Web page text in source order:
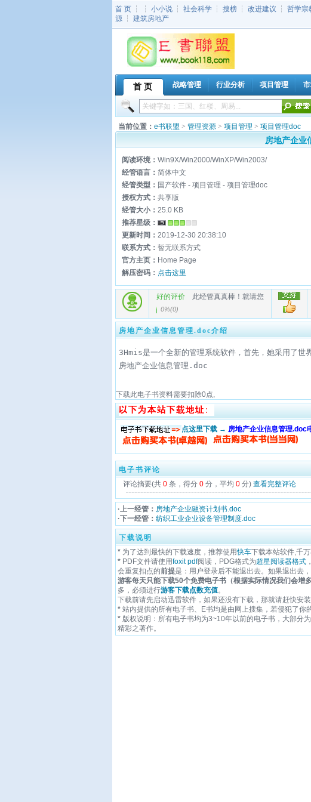
首 页 ┆ ┆ 小小说 ┆ 社会科学 ┆ 搜榜 ┆ 改进建议 ┆ 哲学宗
源 ┆ 建筑房地产
首 页 战略管理 行业分析 项目管理
当前位置： e书联盟 > 管理资源 > 项目管理 > 项目管理doc
房地产企业
阅读环境： Win9X/Win2000/WinXP/Win2003/
经管语言： 简体中文
经管类型： 国产软件 - 项目管理 - 项目管理doc
授权方式： 共享版
经管大小： 25.0 KB
推荐星级：
更新时间： 2019-12-30 20:38:10
联系方式： 暂无联系方式
官方主页： Home Page
解压密码： 点击这里
好的评价 此经管真真棒！就请您
0%(0)
房地产企业信息管理.doc介绍
3Hmis是一个全新的管理系统软件，首先，她采用了
房地产企业信息管理.doc
下载此电子书资料需要扣除0点,
点这里下载 → 房地产企业信息管理.doc
电子书评论
评论摘要(共 0 条，得分 0 分，平均 0 分) 查看完整评论
·上一经管： 房地产企业融资计划书.doc
·下一经管： 纺织工业企业设备管理制度.doc
下载说明
* 为了达到最快的下载速度，推荐使用快车下载本站软件,千
* PDF文件请使用foxit pdf阅读，PDG格式为超星阅读器格式 ，
会重复扣点的前提是：用户登录后不能退出去。如果退出去，
游客每天只能下载50个免费电子书（根据实际情况我们会增
多，必须进行游客下载点数充值。
下载前请先启动迅雷软件，如果还没有下载，那就请赶快安
* 站内提供的所有电子书、E书均是由网上搜集，若侵犯了你
* 版权说明：所有电子书均为3~10年以前的电子书，大部分
精彩之著作。